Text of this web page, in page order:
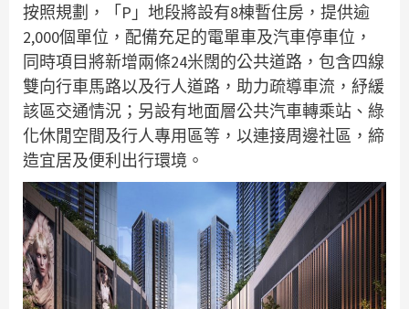
按照規劃，「P」地段將設有8棟暫住房，提供逾
2,000個單位，配備充足的電單車及汽車停車位，
同時項目將新增兩條24米闊的公共道路，包含四線
雙向行車馬路以及行人道路，助力疏導車流，紓緩
該區交通情況；另設有地面層公共汽車轉乘站、綠
化休閒空間及行人專用區等，以連接周邊社區，締
造宜居及便利出行環境。